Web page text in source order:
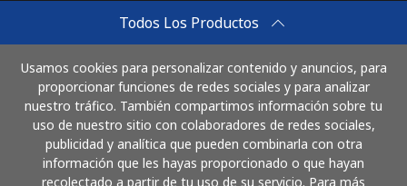
Todos Los Productos
Usamos cookies para personalizar contenido y anuncios, para
proporcionar funciones de redes sociales y para analizar
nuestro tráfico. También compartimos información sobre tu
uso de nuestro sitio con colaboradores de redes sociales,
publicidad y analítica que pueden combinarla con otra
información que les hayas proporcionado o que hayan
recolectado a partir de tu uso de su servicio. Para más
Comprar
Cómo funciona
Paga con